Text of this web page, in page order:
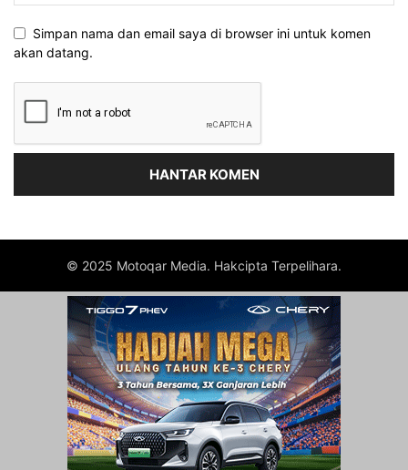
Simpan nama dan email saya di browser ini untuk komen
akan datang.
© 2025 Motoqar Media. Hakcipta Terpelihara.